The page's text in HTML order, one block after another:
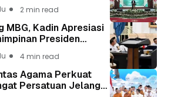
2 min read
MBG, Kadin Apresiasi
Presiden
4 min read
Agama Perkuat
Persatuan Jelang